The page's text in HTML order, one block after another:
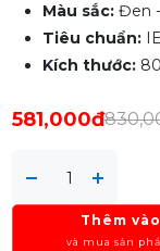
Màu sắc: Đen
Tiêu chuẩn:
Kích thước:
581,000đ
Thêm
và mua sản